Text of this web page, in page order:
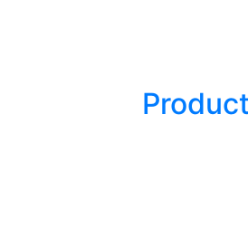
Product